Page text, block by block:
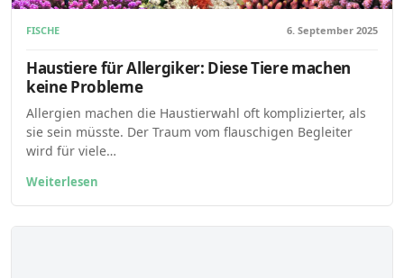
FISCHE 6. September 2025
Haustiere für Allergiker: Diese Tiere machen
keine Probleme
Allergien machen die Haustierwahl oft komplizierter, als
sie sein müsste. Der Traum vom flauschigen Begleiter
wird für viele…
Weiterlesen